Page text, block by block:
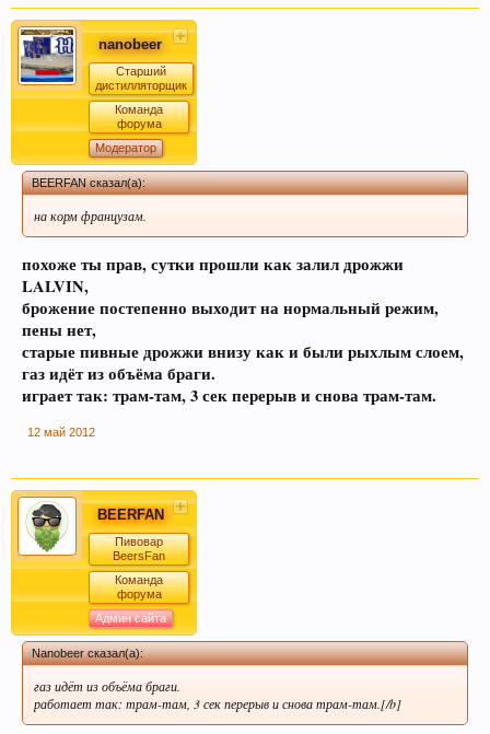
nanobeer
Старший
дистилляторщик
Команда
форума
Модератор
BEERFAN сказал(а):
на корм французам.
похоже ты прав, сутки прошли как залил дрожжи
LALVIN,
брожение постепенно выходит на нормальный режим,
пены нет,
старые пивные дрожжи внизу как и были рыхлым слоем,
газ идёт из объёма браги.
играет так: трам-там, 3 сек перерыв и снова трам-там.
12 май 2012
BEERFAN
Пивовар
BeersFan
Команда
форума
Админ сайта
Nanobeer сказал(а):
газ идёт из объёма браги.
работает так: трам-там, 3 сек перерыв и снова трам-там.[/b]